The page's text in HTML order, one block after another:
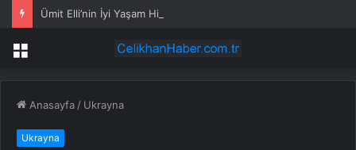
Ümit Elli’nin İyi Yaşam Hikayesi
Menü
Anasayfa / Ukrayna
Ukrayna